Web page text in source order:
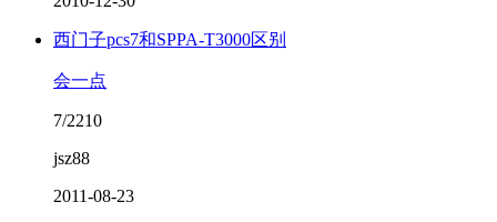
西门子pcs7和SPPA-T3000区别
会一点
7/2210
jsz88
2011-08-23